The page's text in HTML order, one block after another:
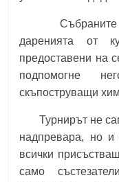
Събраните
даренията от
предоставени на
подпомогне
скъпоструващи
Турнирът не
надпревара, но и
всички
само